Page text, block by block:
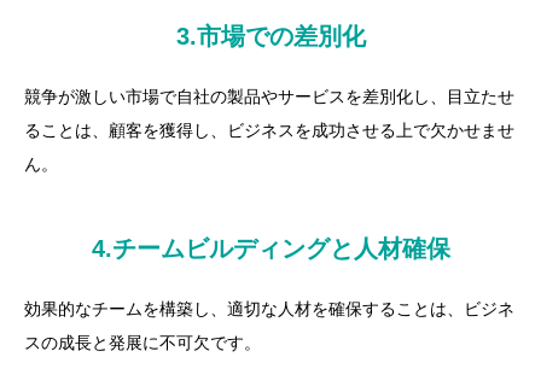
3.市場での差別化
競争が激しい市場で自社の製品やサービスを差別化し、目立たせ
ることは、顧客を獲得し、ビジネスを成功させる上で欠かせませ
ん。
4.チームビルディングと人材確保
効果的なチームを構築し、適切な人材を確保することは、ビジネ
スの成長と発展に不可欠です。